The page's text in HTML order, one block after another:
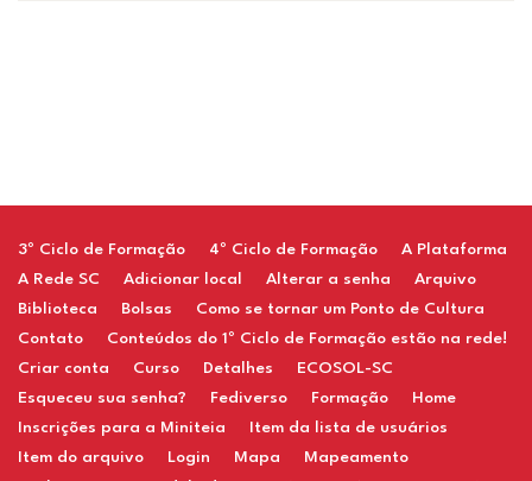
3º Ciclo de Formação 4º Ciclo de Formação
A Plataforma
A Rede SC
Adicionar local Alterar a senha
Arquivo
Biblioteca
Bolsas
Como se tornar um Ponto de Cultura
Contato
Conteúdos do 1º Ciclo de Formação estão na rede!
Criar conta
Curso Detalhes
ECOSOL-SC
Esqueceu sua senha?
Fediverso Formação
Home
Inscrições para a Miniteia
Item da lista de usuários
Item do arquivo
Login Mapa
Mapeamento